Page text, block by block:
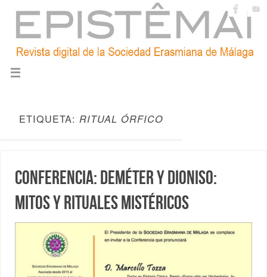
ETIQUETA: RITUAL ÓRFICO
Conferencia: Deméter y Dioniso:
mitos y rituales mistéricos